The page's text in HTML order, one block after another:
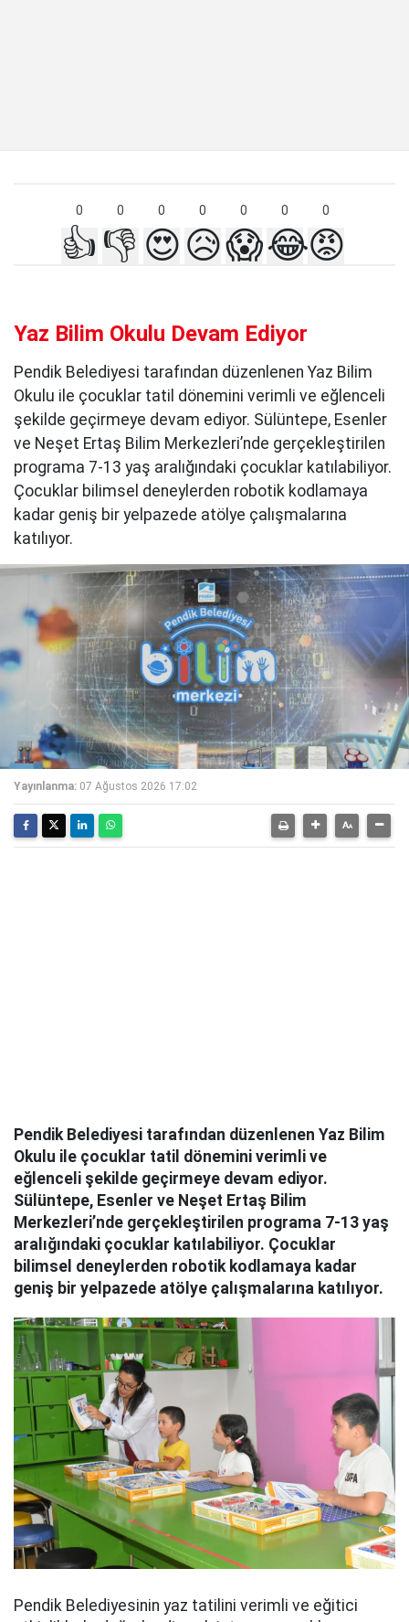
0 0 0 0 0 0 0
👍 👎 😍😥😱😂😡
Yaz Bilim Okulu Devam Ediyor
Pendik Belediyesi tarafından düzenlenen Yaz Bilim
Okulu ile çocuklar tatil dönemini verimli ve eğlenceli
şekilde geçirmeye devam ediyor. Sülüntepe, Esenler
ve Neşet Ertaş Bilim Merkezleri’nde gerçekleştirilen
programa 7-13 yaş aralığındaki çocuklar katılabiliyor.
Çocuklar bilimsel deneylerden robotik kodlamaya
kadar geniş bir yelpazede atölye çalışmalarına
katılıyor.
Yayınlanma: 07 Ağustos 2026 17:02
Pendik Belediyesi tarafından düzenlenen Yaz Bilim
Okulu ile çocuklar tatil dönemini verimli ve
eğlenceli şekilde geçirmeye devam ediyor.
Sülüntepe, Esenler ve Neşet Ertaş Bilim
Merkezleri’nde gerçekleştirilen programa 7-13 yaş
aralığındaki çocuklar katılabiliyor. Çocuklar
bilimsel deneylerden robotik kodlamaya kadar
geniş bir yelpazede atölye çalışmalarına katılıyor.
Pendik Belediyesinin yaz tatilini verimli ve eğitici